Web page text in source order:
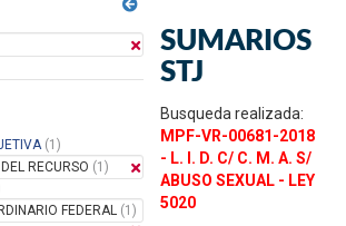
(1)
RECURSO (1)
FEDERAL (1)
SUMARIOS
STJ
Busqueda realizada:
MPF-VR-00681-2018
- L. I. D. C/ C. M. A. S/
ABUSO SEXUAL - LEY
5020